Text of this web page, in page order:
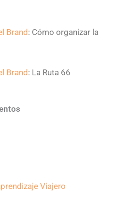
Brand: Cómo organizar la
Brand : La Ruta 66
Viajero